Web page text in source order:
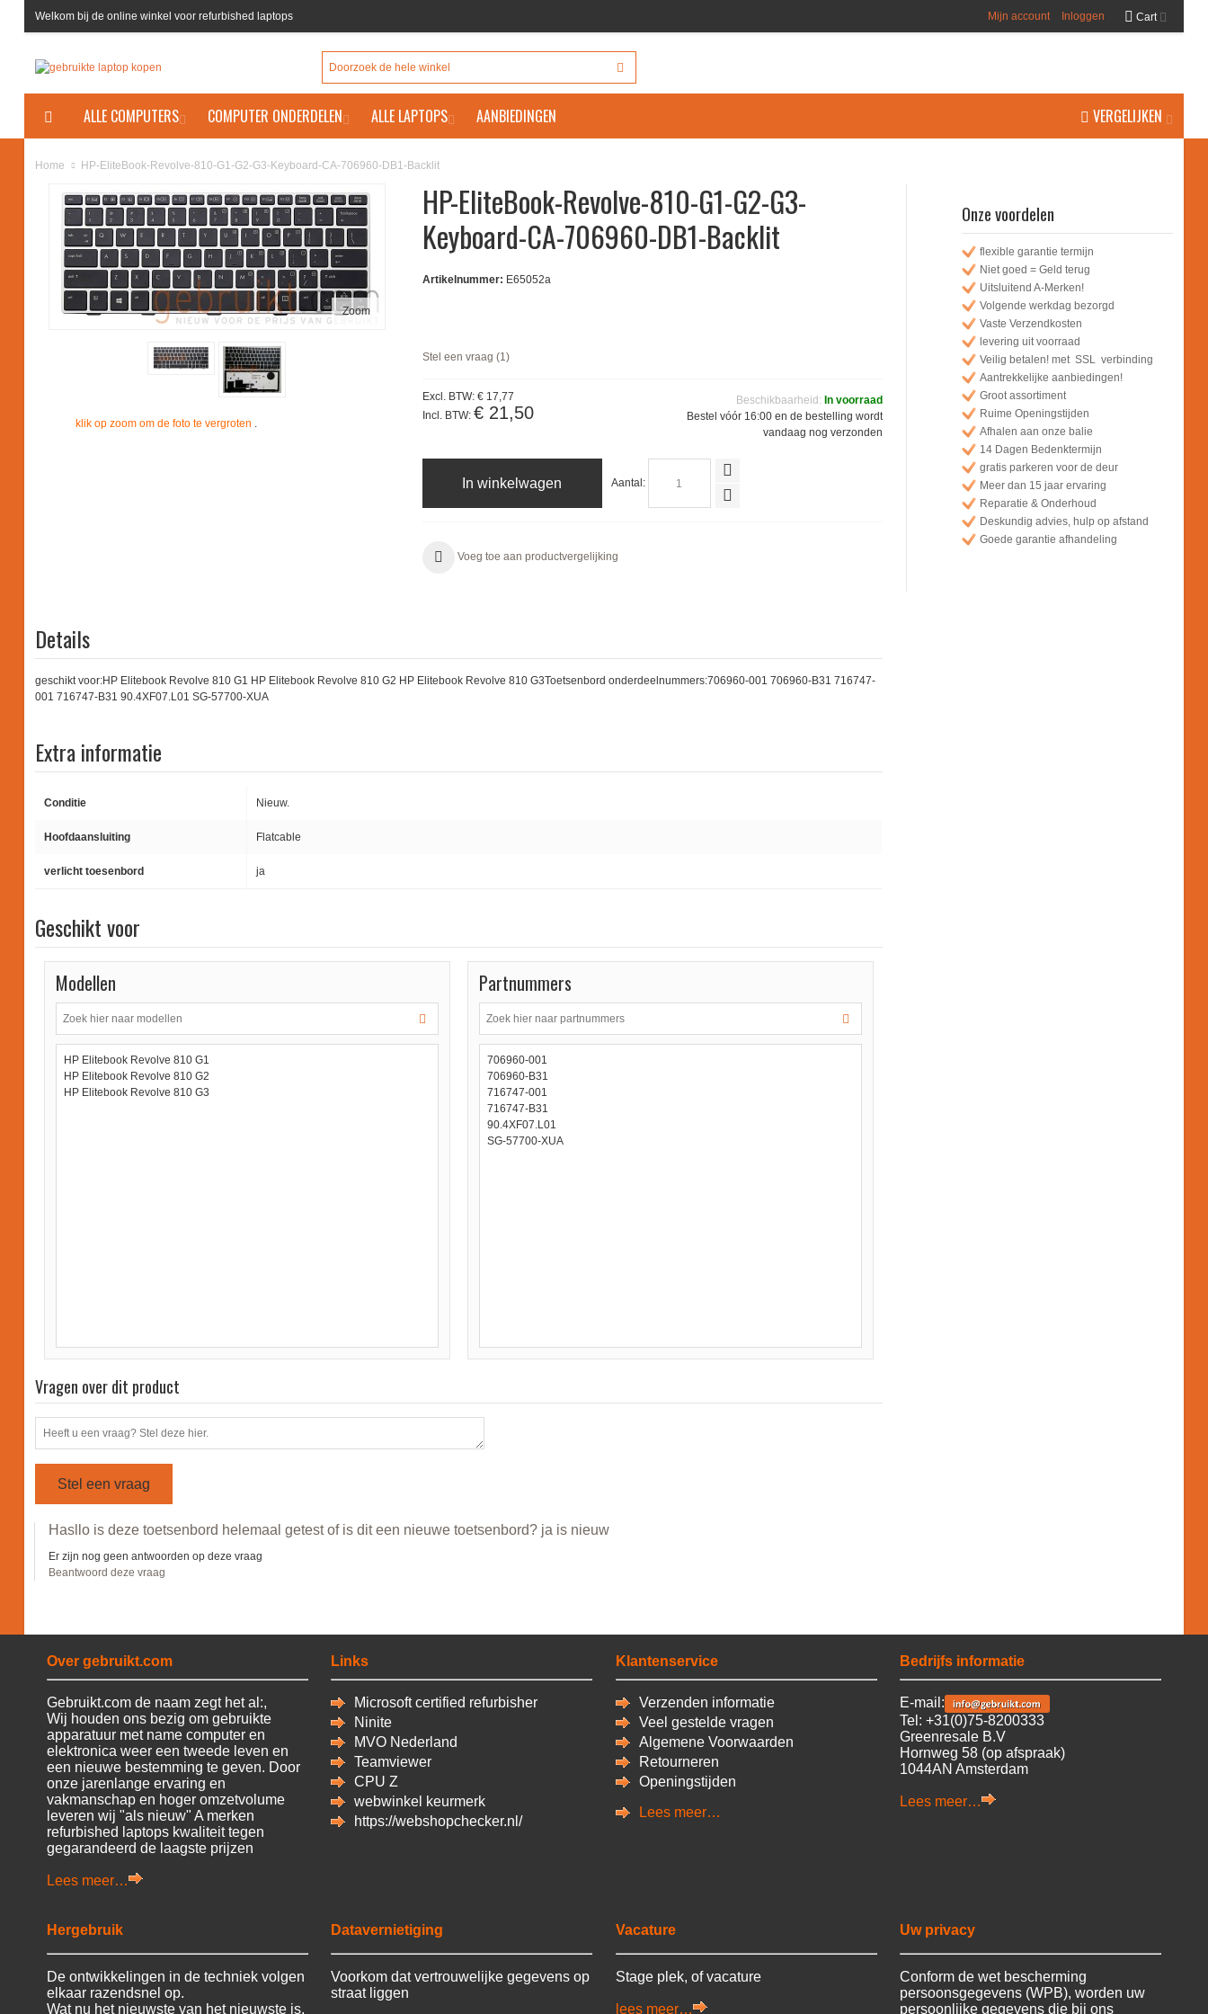
Welkom bij de online winkel voor refurbished laptops Cart
Mijn account Inloggen
VERGELIJKEN
ALLE COMPUTERS COMPUTER ONDERDELEN ALLE LAPTOPS AANBIEDINGEN
Home HP-EliteBook-Revolve-810-G1-G2-G3-Keyboard-CA-706960-DB1-Backlit
Zoom
klik op zoom om de foto te vergroten .
HP-EliteBook-Revolve-810-G1-G2-G3-
Keyboard-CA-706960-DB1-Backlit
Artikelnummer: E65052a
Stel een vraag (1)
Beschikbaarheid: In voorraad
Bestel vóór 16:00 en de bestelling wordt
vandaag nog verzonden
Excl. BTW: € 17,77
Incl. BTW: € 21,50
Aantal:
In winkelwagen
Voeg toe aan productvergelijking
Onze voordelen
flexible garantie termijn
Niet goed = Geld terug
Uitsluitend A-Merken!
Volgende werkdag bezorgd
Vaste Verzendkosten
levering uit voorraad
Veilig betalen! met SSL verbinding
Aantrekkelijke aanbiedingen!
Groot assortiment
Ruime Openingstijden
Afhalen aan onze balie
14 Dagen Bedenktermijn
gratis parkeren voor de deur
Meer dan 15 jaar ervaring
Reparatie & Onderhoud
Deskundig advies, hulp op afstand
Goede garantie afhandeling
Details
geschikt voor:HP Elitebook Revolve 810 G1 HP Elitebook Revolve 810 G2 HP Elitebook Revolve 810 G3Toetsenbord onderdeelnummers:706960-001 706960-B31 716747-
001 716747-B31 90.4XF07.L01 SG-57700-XUA
Extra informatie
Conditie Nieuw.
Hoofdaansluiting Flatcable
verlicht toesenbord ja
Geschikt voor
Modellen
HP Elitebook Revolve 810 G1
HP Elitebook Revolve 810 G2
HP Elitebook Revolve 810 G3
Partnummers
706960-001
706960-B31
716747-001
716747-B31
90.4XF07.L01
SG-57700-XUA
Vragen over dit product
Stel een vraag
Hasllo is deze toetsenbord helemaal getest of is dit een nieuwe toetsenbord? ja is nieuw
Er zijn nog geen antwoorden op deze vraag
Beantwoord deze vraag
Over gebruikt.com
Gebruikt.com de naam zegt het al:,
Wij houden ons bezig om gebruikte
apparatuur met name computer en
elektronica weer een tweede leven en
een nieuwe bestemming te geven. Door
onze jarenlange ervaring en
vakmanschap en hoger omzetvolume
leveren wij "als nieuw" A merken
refurbished laptops kwaliteit tegen
gegarandeerd de laagste prijzen
Lees meer…
Links
Microsoft certified refurbisher
Ninite
MVO Nederland
Teamviewer
CPUZ
webwinkel keurmerk
https://webshopchecker.nl/
Klantenservice
Verzenden informatie
Veel gestelde vragen
Algemene Voorwaarden
Retourneren
Openingstijden
Lees meer…
Bedrijfs informatie
E-mail:
Tel: +31(0)75-8200333
Greenresale B.V
Hornweg 58 (op afspraak)
1044AN Amsterdam
Lees meer…
Hergebruik
De ontwikkelingen in de techniek volgen
elkaar razendsnel op.
Wat nu het nieuwste van het nieuwste is,
Datavernietiging
Voorkom dat vertrouwelijke gegevens op
straat liggen
Vacature
Stage plek, of vacature
lees meer…
Uw privacy
Conform de wet bescherming
persoonsgegevens (WPB), worden uw
persoonlijke gegevens die bij ons